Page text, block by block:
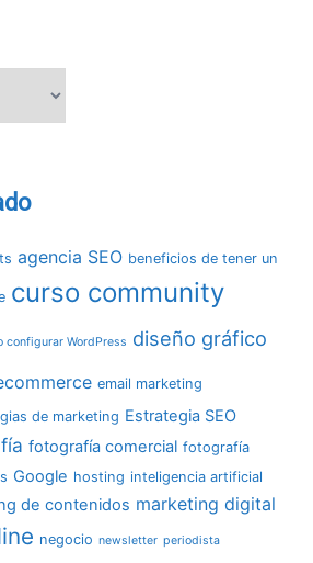
agencia SEO beneficios de tener un
curso community
configurar WordPress diseño gráfico
email marketing
de marketing Estrategia SEO
fotografía comercial fotografía
Google hosting inteligencia artificial
de contenidos marketing digital
negocio newsletter periodista